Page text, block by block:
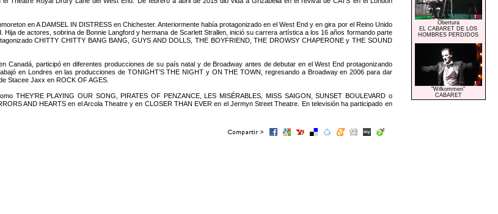
en A DAMSEL IN DISTRESS en Chichester. Anteriormente había protagonizado en el West End y en gira por el Reino Unido
de actores, sobrina de Bonnie Langford y hermana de Scarlett Strallen, inició su carrera artística a los 16 años formando parte
CHITTY CHITTY BANG BANG, GUYS AND DOLLS, THE BOYFRIEND, THE DROWSY CHAPERONE y THE SOUND
Canadá, participó en diferentes producciones de su país natal y de Broadway antes de debutar en el West End protagonizando
en Londres en las producciones de TONIGHT’S THE NIGHT y ON THE TOWN, regresando a Broadway en 2006 para dar
Stacee Jaxx en ROCK OF AGES.
THEY’RE PLAYING OUR SONG, PIRATES OF PENZANCE, LES MISÉRABLES, MISS SAIGON, SUNSET BOULEVARD o
AND HEARTS en el Arcola Theatre y en CLOSER THAN EVER en el Jermyn Street Theatre. En televisión ha participado en
Obertura
EL CABARET DE LOS
HOMBRES PERDIDOS
"Wilkommen"
CABARET